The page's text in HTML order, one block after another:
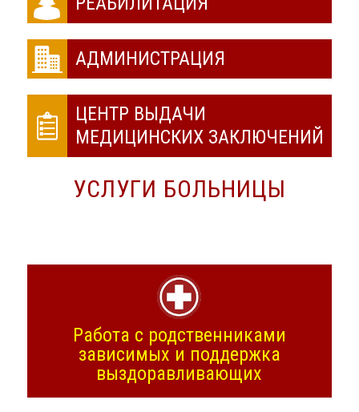
АДМИНИСТРАЦИЯ
ЦЕНТР ВЫДАЧИ
МЕДИЦИНСКИХ ЗАКЛЮЧЕНИЙ
УСЛУГИ БОЛЬНИЦЫ
Работа с родственниками
зависимых и поддержка
выздоравливающих